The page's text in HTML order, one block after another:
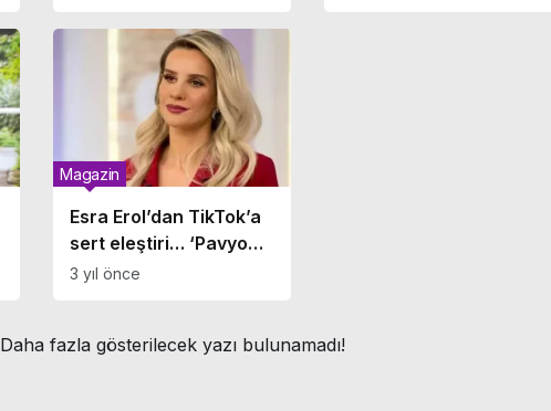
hatırlattı
Esra Erol’dan TikTok’a
sert eleştiri… ‘Pavyona
döndü!’
Magazin
3 yıl önce
Daha fazla gösterilecek yazı bulunamadı!